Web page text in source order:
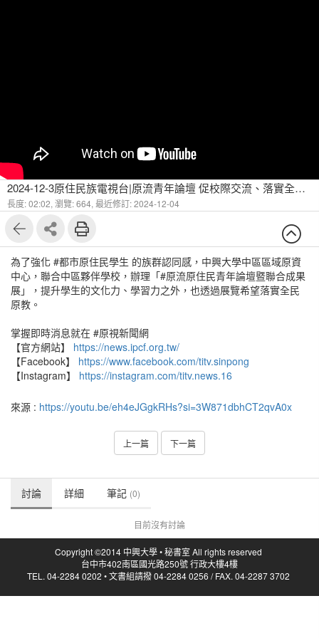
2024-12-3原住民族電視台|原流青年論壇 促校際交流、落實全民原教
長度: 02:02, 瀏覽: 664, 最近修訂: 2024-12-04
為了強化 #都市原住民學生 的族群認同感，中興大學中區區域原資
中心，聯合中區夥伴學校，辦理「#原流原住民青年論壇暨聯合成果
展」，提升學生的文化力、學習力之外，也透過展覽希望落實全民
原教。
掌握即時消息就在 #原視新聞網
【官方網站】 https://news.ipcf.org.tw/
【Facebook】 https://www.facebook.com/titv.sinpong
【Instagram】 https://instagram.com/titv.news.16
來源 : https://youtu.be/eh4eJGgkRHs?si=3W871dbhCT2qvA0x
上一篇 下一篇
討論 詳細 筆記 (0)
目前沒有討論
Copyright ©2014 中興大學 • 秘書室 All rights reserved
台中市402南區國光路250號 行政大樓4樓
TEL. 04-2284 0202 • 文書組請撥 04-2284 0256 / FAX. 04-2287 3702